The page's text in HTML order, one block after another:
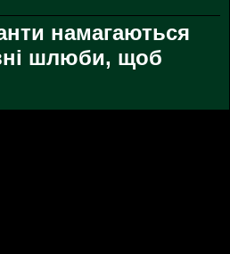
намагаються
шлюби, щоб